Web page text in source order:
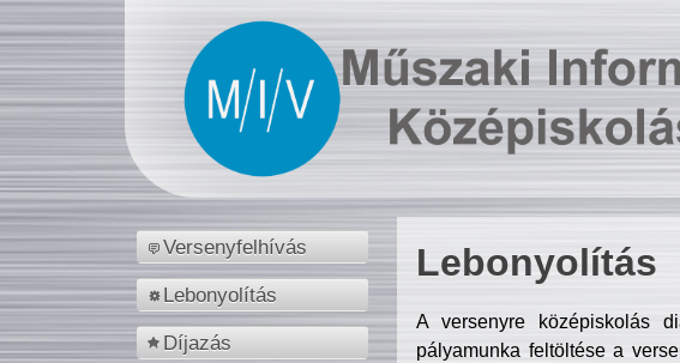
Versenyfelhívás
Lebonyolítás
Díjazás
Lebonyolítás
A versenyre középiskolás
pályamunka feltöltése a